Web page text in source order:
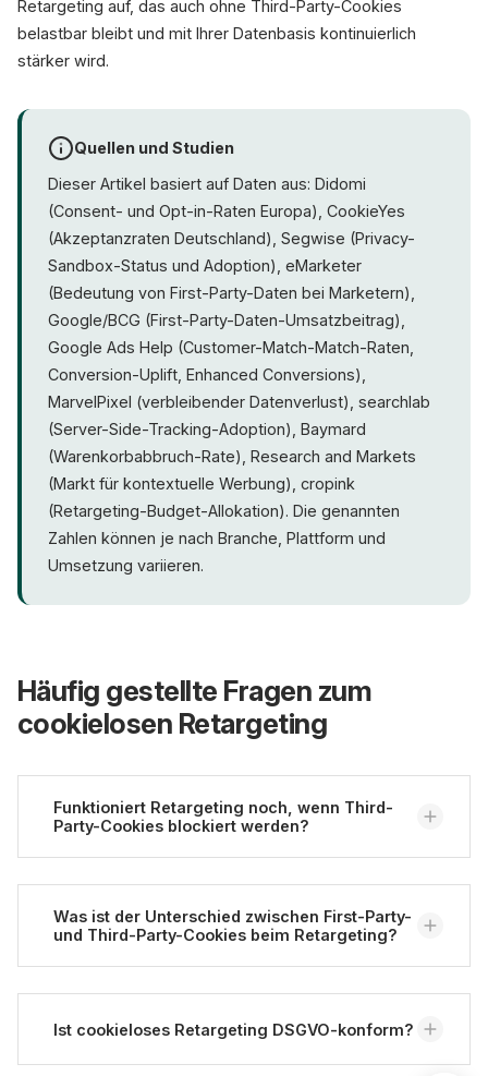
Retargeting auf, das auch ohne Third-Party-Cookies
belastbar bleibt und mit Ihrer Datenbasis kontinuierlich
stärker wird.
Quellen und Studien
Dieser Artikel basiert auf Daten aus: Didomi
(Consent- und Opt-in-Raten Europa), CookieYes
(Akzeptanzraten Deutschland), Segwise (Privacy-
Sandbox-Status und Adoption), eMarketer
(Bedeutung von First-Party-Daten bei Marketern),
Google/BCG (First-Party-Daten-Umsatzbeitrag),
Google Ads Help (Customer-Match-Match-Raten,
Conversion-Uplift, Enhanced Conversions),
MarvelPixel (verbleibender Datenverlust), searchlab
(Server-Side-Tracking-Adoption), Baymard
(Warenkorbabbruch-Rate), Research and Markets
(Markt für kontextuelle Werbung), cropink
(Retargeting-Budget-Allokation). Die genannten
Zahlen können je nach Branche, Plattform und
Umsetzung variieren.
Häufig gestellte Fragen zum
cookielosen Retargeting
Funktioniert Retargeting noch, wenn Third-
Party-Cookies blockiert werden?
Ja, allerdings nicht mehr über den klassischen
Cookie-Weg. Einwilligungsbasiertes Retargeting
über First-Party-Datenund Customer Match
funktioniert unabhängig von 3P-Cookies. Bei Google
Customer Match liegen die Match-Raten der
meisten Werbetreibenden zwischen 29% und 62%
Was ist der Unterschied zwischen First-Party-
und Third-Party-Cookies beim Retargeting?
Third-Party-Cookies werden über fremde Domains
gesetzt und sind von Browser-Restriktionen und
Ist cookieloses Retargeting DSGVO-konform?